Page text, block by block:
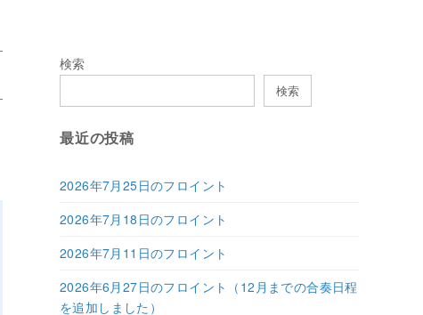
検索
検索
最近の投稿
2026年7月25日のフロイント
2026年7月18日のフロイント
2026年7月11日のフロイント
2026年6月27日のフロイント（12月までの合奏日程
を追加しました）